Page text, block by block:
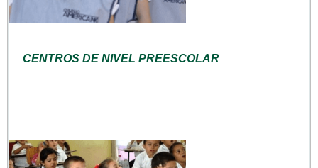
CENTROS DE NIVEL PREESCOLAR